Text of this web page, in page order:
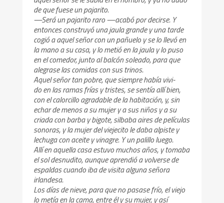
de que fuese un pajarito.
—Será un pajarito raro —acabó por decirse. Y
entonces construyó una jaula grande y una tarde
cogió a aquel señor con un pañuelo y se lo llevó en
la mano a su casa, y lo metió en la jaula y lo puso
en el comedor, junto al balcón soleado, para que
alegrase las comidas con sus trinos.
Aquel señor tan pobre, que siempre había vivi-
do en las ramas frías y tristes, se sentía allí bien,
con el calorcillo agradable de la habitación, y, sin
echar de menos a su mujer y a sus niños y a su
criada con barba y bigote, silbaba aires de películas
sonoras, y la mujer del viejecito le daba alpiste y
lechuga con aceite y vinagre. Y un palillo luego.
Allí en aquella casa estuvo muchos años, y tomaba
el sol desnudito, aunque aprendió a volverse de
espaldas cuando iba de visita alguna señora
irlandesa.
Los días de nieve, para que no pasase frío, el viejo
lo metía en la cama, entre él y su mujer, y así